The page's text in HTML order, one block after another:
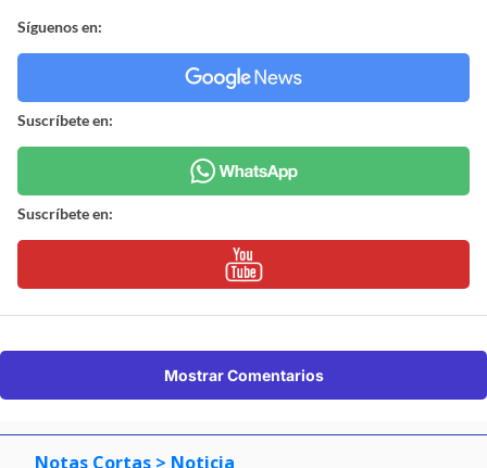
Síguenos en:
Suscríbete en:
Suscríbete en:
Mostrar Comentarios
Notas Cortas > Noticia